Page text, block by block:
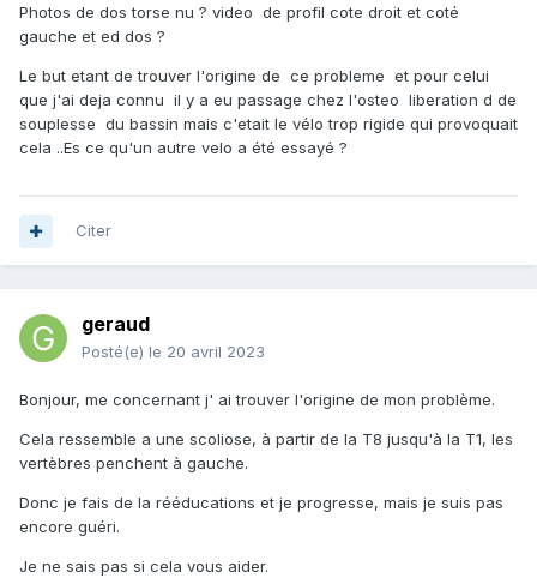
Photos de dos torse nu ? video de profil cote droit et coté
gauche et ed dos ?
Le but etant de trouver l'origine de ce probleme et pour celui
que j'ai deja connu il y a eu passage chez l'osteo liberation d de
souplesse du bassin mais c'etait le vélo trop rigide qui provoquait
cela ..Es ce qu'un autre velo a été essayé ?
Citer
geraud
Posté(e) le 20 avril 2023
Bonjour, me concernant j' ai trouver l'origine de mon problème.
Cela ressemble a une scoliose, à partir de la T8 jusqu'à la T1, les
vertèbres penchent à gauche.
Donc je fais de la rééducations et je progresse, mais je suis pas
encore guéri.
Je ne sais pas si cela vous aider.